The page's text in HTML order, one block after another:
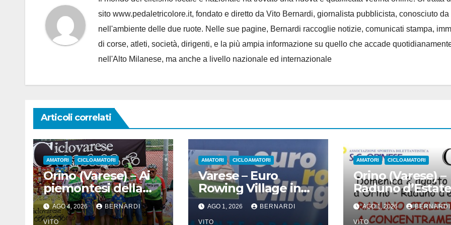
sito www.pedaletricolore.it, fondato e diretto da Vito Bernardi, giornalista pubblicista, conosciuto da
nell'ambiente delle due ruote. Nelle sue pagine, Bernardi raccoglie notizie, comunicati stampa,
di corse, atleti, società, dirigenti, e la più ampia informazione su quello che accade
nell'Alto Milanese, ma anche a livello nazionale ed internazionale
Articoli correlati
AMATORI CICLOAMATORI
Orino (Varese) – Ai
piemontesi della
Funtos Bike il
Raduno di Orino
AGO 4, 2026 BERNARDI
VITO
AMATORI CICLOAMATORI
Varese – Euro
Rowing Village in
piazza Monte
Grappa : Il
AGO 1, 2026 BERNARDI
VITO
AMATORI CICLOAMATORI
Orino (Varese) –
Raduno d’Estate
“Raduno
AGO 1, 2026 BERNARDI
VITO